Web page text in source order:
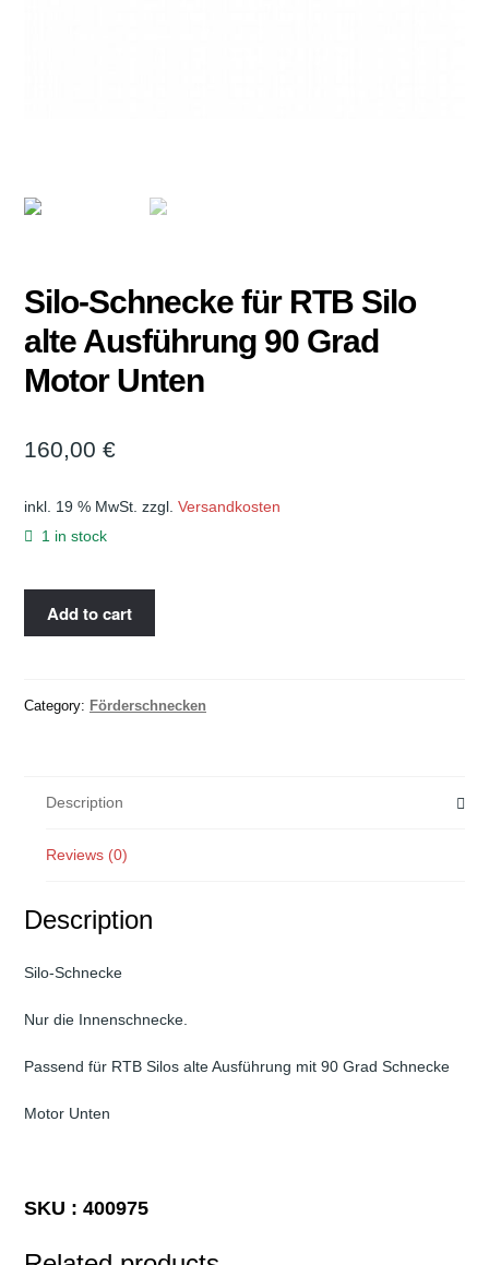
Silo-Schnecke für RTB Silo
alte Ausführung 90 Grad
Motor Unten
160,00 €
inkl. 19 % MwSt. zzgl. Versandkosten
1 in stock
Add to cart
Category: Förderschnecken
Description
Reviews (0)
Description
Silo-Schnecke
Nur die Innenschnecke.
Passend für RTB Silos alte Ausführung mit 90 Grad Schnecke
Motor Unten
SKU : 400975